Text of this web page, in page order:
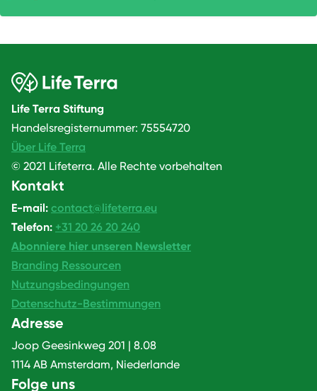
Life Terra Stiftung
Handelsregisternummer: 75554720
Über Life Terra
© 2021 Lifeterra. Alle Rechte vorbehalten
Kontakt
E-mail: contact@lifeterra.eu
Telefon: +31 20 26 20 240
Abonniere hier unseren Newsletter
Branding Ressourcen
Nutzungsbedingungen
Datenschutz-Bestimmungen
Adresse
Joop Geesinkweg 201 | 8.08
1114 AB Amsterdam, Niederlande
Folge uns